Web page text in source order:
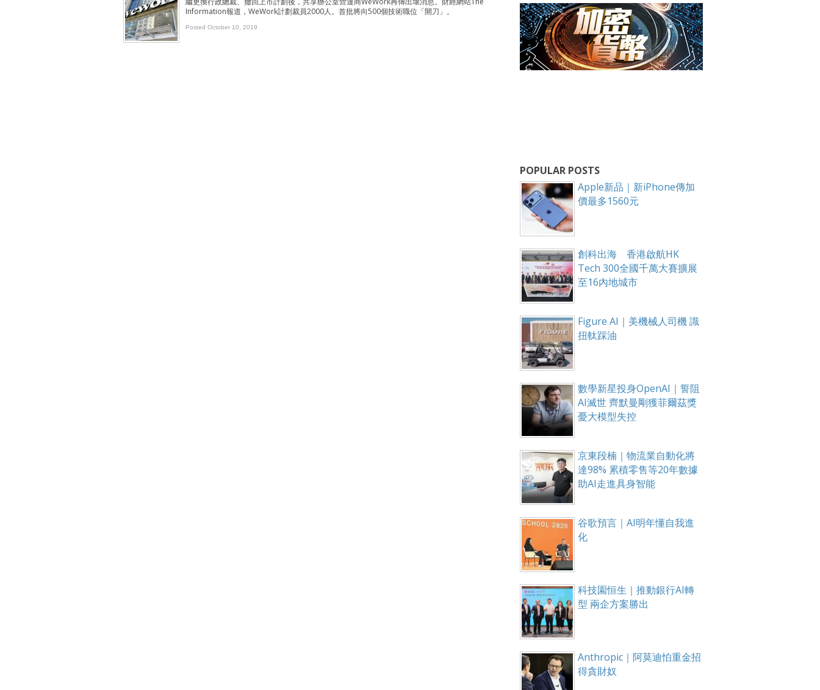
Information報道，WeWork計劃裁員2000人。首批將向500個技術職位「開刀」。
Posted October 10, 2019
POPULAR POSTS
Apple新品｜新iPhone傳加
價最多1560元
創科出海 香港啟航HK
Tech 300全國千萬大賽擴展
至16內地城市
Figure AI｜美機械人司機 識
扭軚踩油
數學新星投身OpenAI｜誓阻
AI滅世 齊默曼剛獲菲爾茲獎
憂大模型失控
京東段楠｜物流業自動化將
達98% 累積零售等20年數據
助AI走進具身智能
谷歌預言｜AI明年懂自我進
化
科技園恒生｜推動銀行AI轉
型 兩企方案勝出
Anthropic｜阿莫迪怕重金招
得貪財奴